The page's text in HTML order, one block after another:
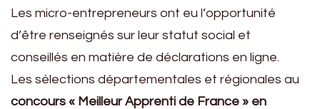
Les micro-entrepreneurs ont eu l’opportunité
d’être renseignés sur leur statut social et
conseillés en matière de déclarations en ligne.
Les sélections départementales et régionales au
concours « Meilleur Apprenti de France » en